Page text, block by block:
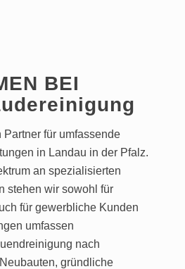
BEI
Partner für umfassende
in Landau in der Pfalz.
an spezialisierten
stehen wir sowohl für
für gewerbliche Kunden
umfassen
nach
gründliche